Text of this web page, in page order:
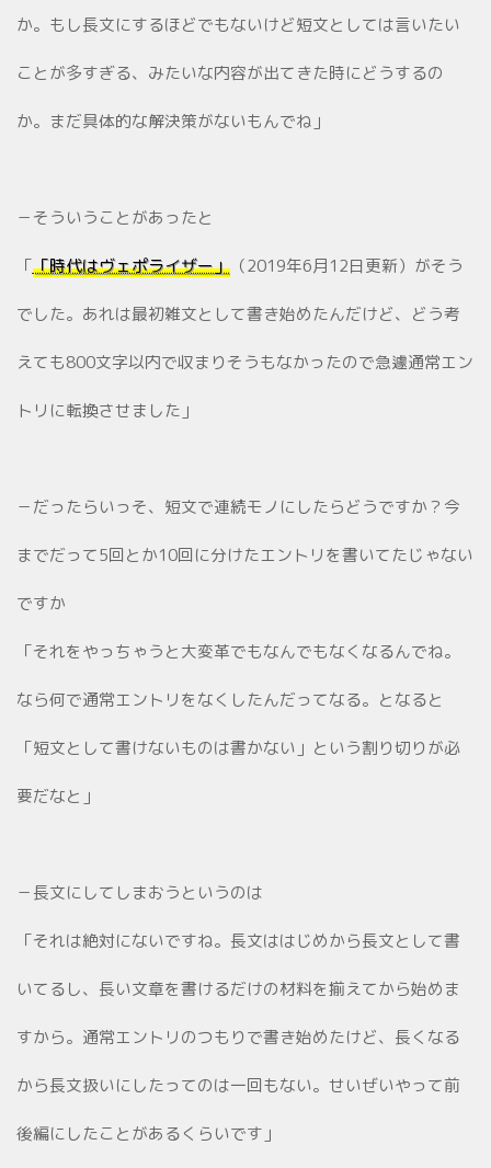
か。もし長文にするほどでもないけど短文としては言いたい
ことが多すぎる、みたいな内容が出てきた時にどうするの
か。まだ具体的な解決策がないもんでね」
－そういうことがあったと
「「時代はヴェポライザー」（2019年6月12日更新）がそう
でした。あれは最初雑文として書き始めたんだけど、どう考
えても800文字以内で収まりそうもなかったので急遽通常エン
トリに転換させました」
－だったらいっそ、短文で連続モノにしたらどうですか？今
までだって5回とか10回に分けたエントリを書いてたじゃない
ですか
「それをやっちゃうと大変革でもなんでもなくなるんでね。
なら何で通常エントリをなくしたんだってなる。となると
「短文として書けないものは書かない」という割り切りが必
要だなと」
－長文にしてしまおうというのは
「それは絶対にないですね。長文ははじめから長文として書
いてるし、長い文章を書けるだけの材料を揃えてから始めま
すから。通常エントリのつもりで書き始めたけど、長くなる
から長文扱いにしたってのは一回もない。せいぜいやって前
後編にしたことがあるくらいです」